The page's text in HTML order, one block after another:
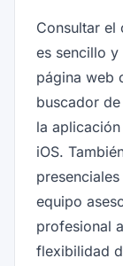
Consultar el
es sencillo y
página web
buscador
la
iOS.
equipo
profesional
flexibilidad